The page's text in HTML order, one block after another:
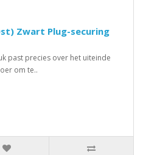
Zwart Plug-securing
past precies over het uiteinde
om te..